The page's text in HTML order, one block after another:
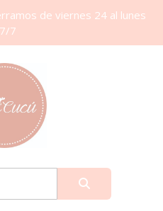
de viernes 24 al lunes
7